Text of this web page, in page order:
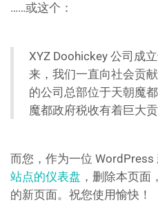
……或这个：
XYZ Doohickey 公司成
来，我们一直向社会贡
的公司总部位于天朝魔
魔都政府税收有着巨大贡
而您，作为一位 WordPress
站点的仪表盘 ，删除本页面
的新页面。祝您使用愉快！